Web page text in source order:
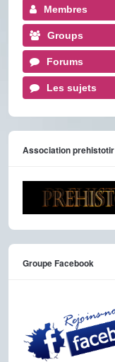
Membres
Groups
Forums
Les sujets
Association prehistotir
Groupe Facebook